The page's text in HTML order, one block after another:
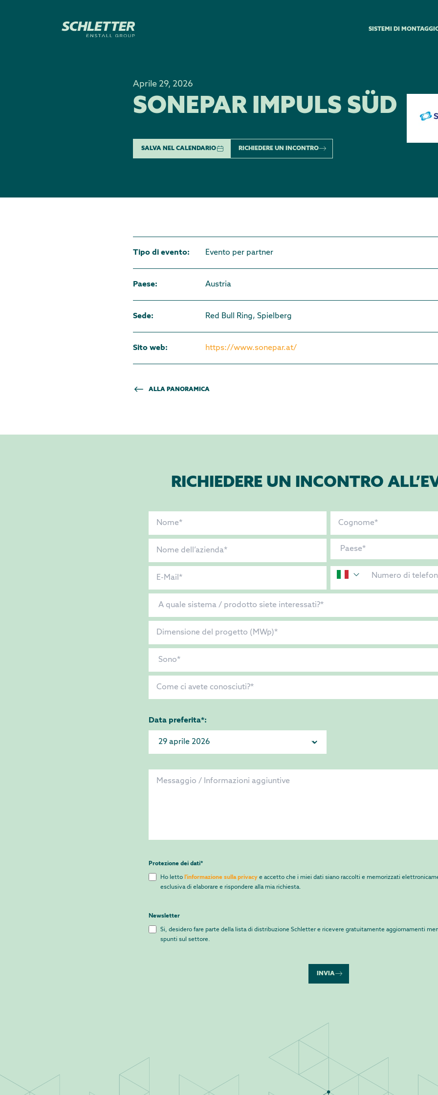
SISTEMI DI
Aprile 29, 2026
SONEPAR IMPULS SÜD
SALVA NEL CALENDARIO RICHIEDERE UN INCONTRO
Tipo di evento: Evento per partner
Paese: Austria
Sede: Red Bull Ring, Spielberg
Sito web: https://www.sonepar.at/
ALLA PANORAMICA
RICHIEDERE UN INCONTRO
Data preferita*:
Protezione dei dati*
Ho letto l'informazione sulla privacy e accetto che i miei dati siano raccolti e memorizzati
esclusiva di elaborare e rispondere alla mia richiesta.
Newsletter
Si, desidero fare parte della lista di distribuzione Schletter e ricevere gratuitamente aggiornamenti
spunti sul settore.
INVIA